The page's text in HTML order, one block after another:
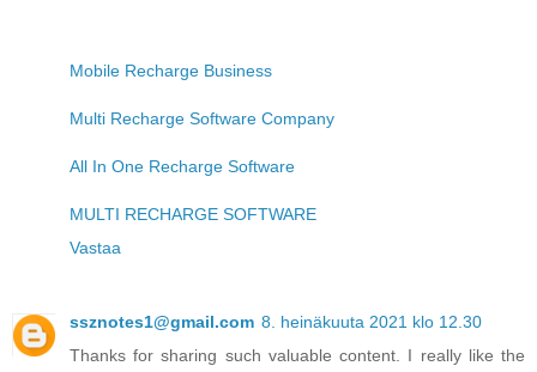
Mobile Recharge Business
Multi Recharge Software Company
All In One Recharge Software
MULTI RECHARGE SOFTWARE
Vastaa
ssznotes1@gmail.com 8. heinäkuuta 2021 klo 12.30
Thanks for sharing such valuable content. I really like the